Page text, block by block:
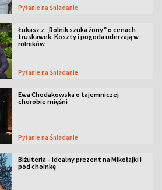
Pytanie na Śniadanie
Łukasz z „Rolnik szuka żony” o cenach
truskawek. Koszty i pogoda uderzają w
rolników
Pytanie na Śniadanie
Ewa Chodakowska o tajemniczej
chorobie mięśni
Pytanie na Śniadanie
Biżuteria – idealny prezent na Mikołajki i
pod choinkę